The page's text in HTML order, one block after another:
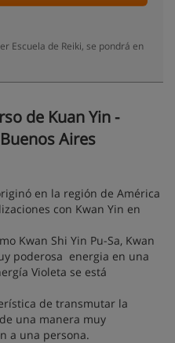
Escuela de Reiki, se pondrá en
de Kuan Yin -
Aires
en la región de América
con Kwan Yin en
Kwan Shi Yin Pu-Sa, Kwan
poderosa energia en una
Violeta se está
de transmutar la
una manera muy
a una persona.